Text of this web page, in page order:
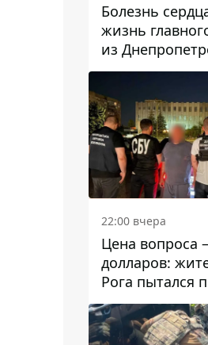
Болезнь
жизнь
из
области Юрия
22:00 вчера
Цена вопроса
долларов:
Рога пытался
мужчину в